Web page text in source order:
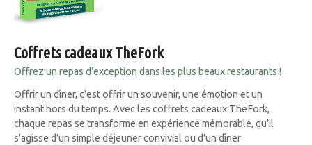
Coffrets cadeaux TheFork
Offrez un repas d’exception dans les plus beaux restaurants !
Offrir un dîner, c’est offrir un souvenir, une émotion et un
instant hors du temps. Avec les coffrets cadeaux TheFork,
chaque repas se transforme en expérience mémorable, qu’il
s’agisse d’un simple déjeuner convivial ou d’un dîner